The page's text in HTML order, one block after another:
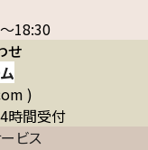
18:30
せ
)
時間受付
ビス